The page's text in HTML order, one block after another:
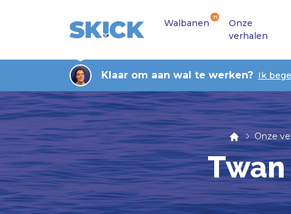
Walbanen
71
Onze
verhalen
Klaar om aan wal te werken? Ik
Onze